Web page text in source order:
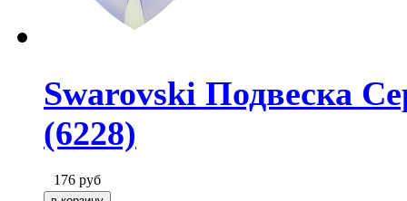
Swarovski Подвеска
(6228)
176 руб